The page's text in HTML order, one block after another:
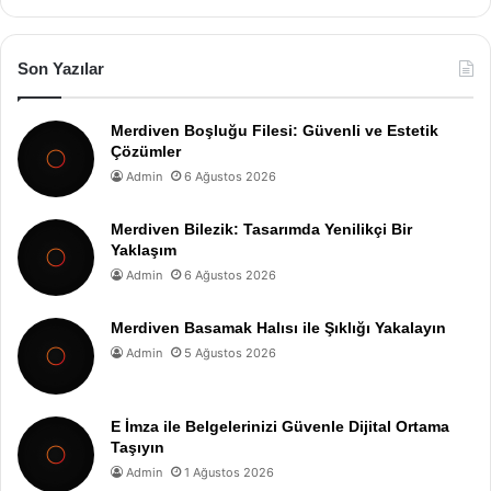
Son Yazılar
Merdiven Boşluğu Filesi: Güvenli ve Estetik
Çözümler
Admin 6 Ağustos 2026
Merdiven Bilezik: Tasarımda Yenilikçi Bir
Yaklaşım
Admin 6 Ağustos 2026
Merdiven Basamak Halısı ile Şıklığı Yakalayın
Admin 5 Ağustos 2026
E İmza ile Belgelerinizi Güvenle Dijital Ortama
Taşıyın
Admin 1 Ağustos 2026